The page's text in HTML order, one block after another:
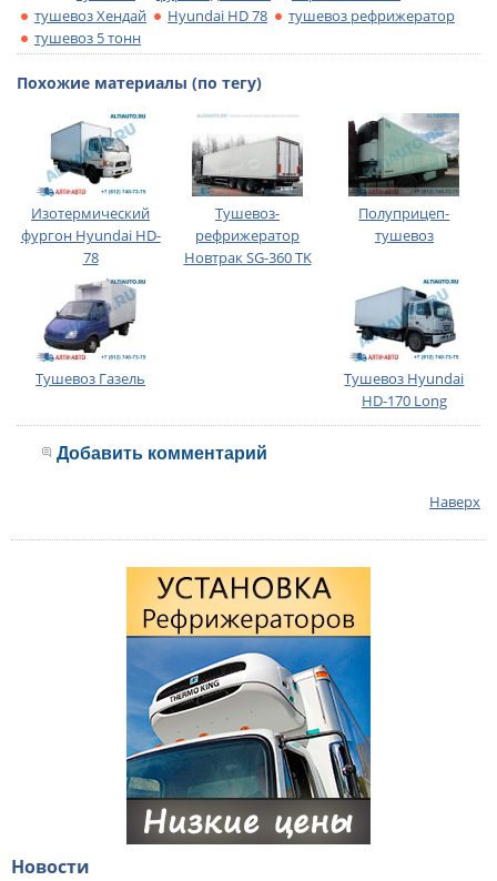
тушевоз Хендай
Hyundai HD 78
тушевоз рефрижератор
тушевоз 5 тонн
Похожие материалы (по тегу)
Изотермический
фургон Hyundai HD-
78
Тушевоз-
рефрижератор
Новтрак SG-360 TK
Полуприцеп-
тушевоз
Тушевоз Газель
Тушевоз Hyundai
HD-170 Long
Добавить комментарий
Наверх
Новости